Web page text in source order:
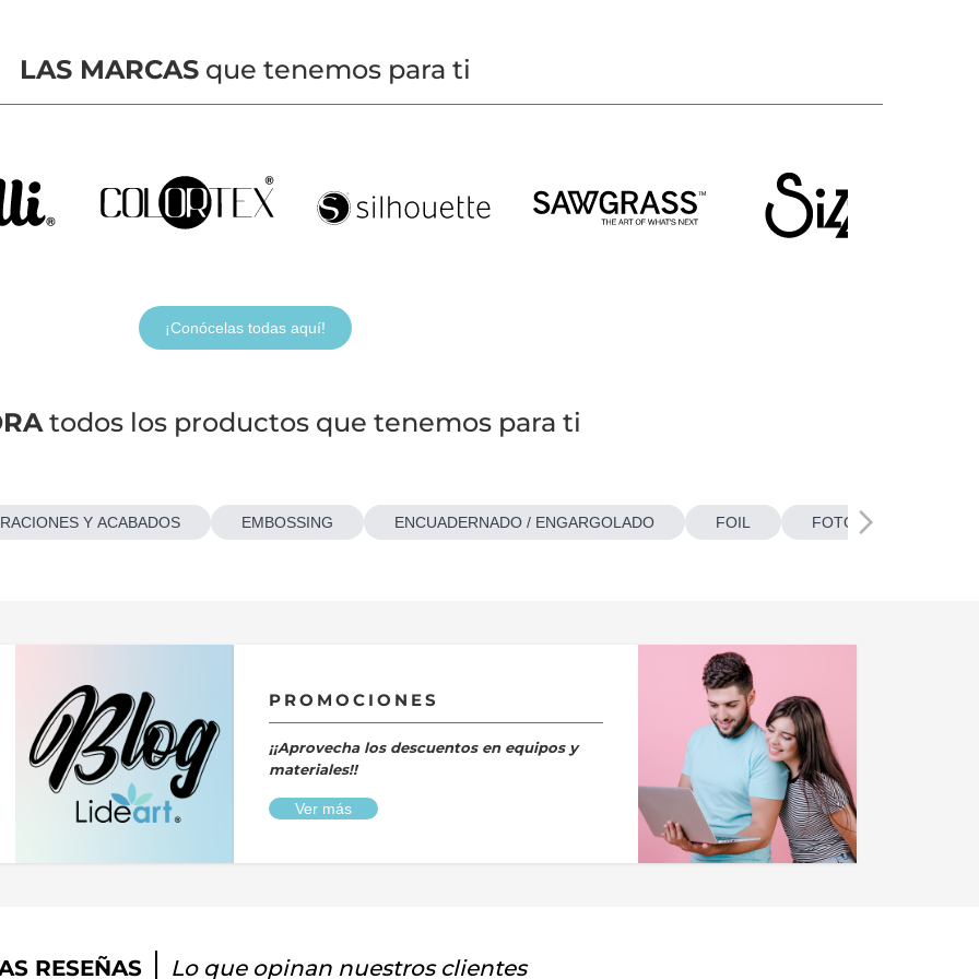
LAS MARCASque tenemos para ti
¡Conócelas todas aquí!
todos los productos que tenemos para ti
Y ACABADOS EMBOSSING ENCUADERNADO / ENGARGOLADO FOIL FOTOBOTONES
PROMOCIONES
¡¡Aprovecha los descuentos en equipos y
materiales!!
Ver más
RESEÑAS Lo que opinan nuestros clientes